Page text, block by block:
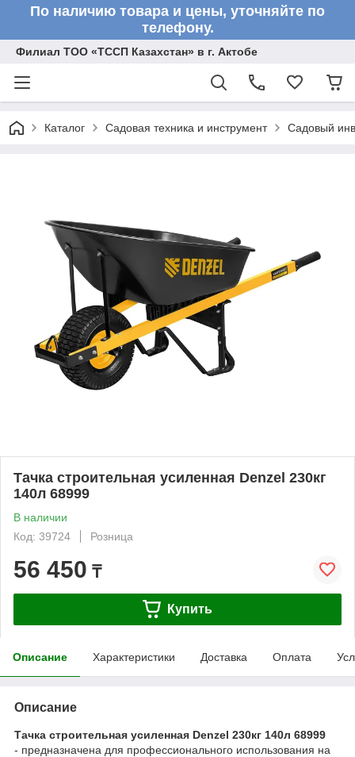
По наличию товара и цены, уточняйте по
телефону.
Филиал ТОО «ТССП Казахстан» в г. Актобе
Каталог Садовая техника и инструмент Садовый
Тачка строительная усиленная Denzel 230кг
140л 68999
В наличии
Код: 39724
Розница
56 450 ₸
Купить
Описание Характеристики Доставка Оплата
Описание
Тачка строительная усиленная Denzel 230кг 140л 68999
- предназначена для профессионального использования на